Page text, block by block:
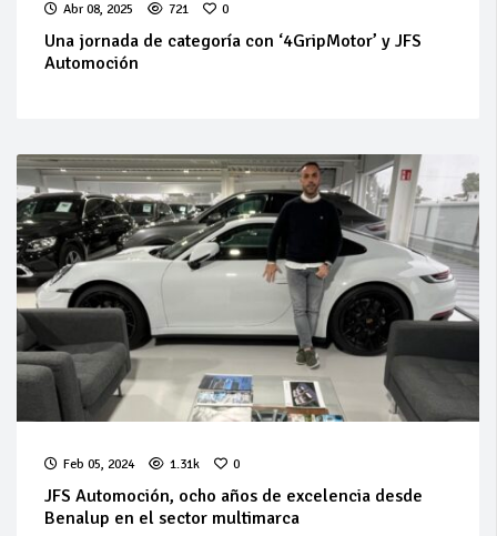
Abr 08, 2025 721 0
Una jornada de categoría con ‘4GripMotor’ y JFS
Automoción
Feb 05, 2024 1.31k 0
JFS Automoción, ocho años de excelencia desde
Benalup en el sector multimarca